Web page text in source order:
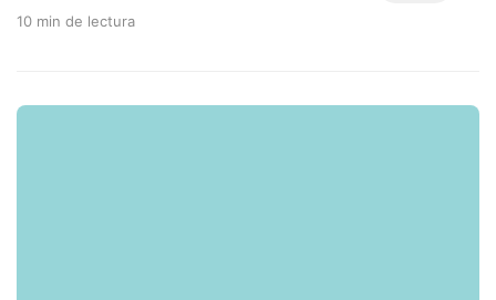
10 min de lectura